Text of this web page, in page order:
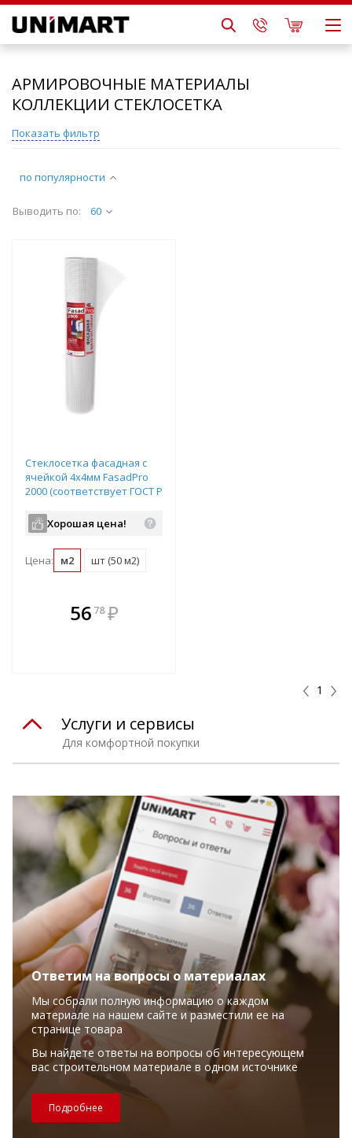
АРМИРОВОЧНЫЕ МАТЕРИАЛЫ
КОЛЛЕКЦИИ СТЕКЛОСЕТКА
по популярности
Выводить по: 60
Стеклосетка фасадная с
ячейкой 4х4мм FasadPro
2000 (соответствует ГОСТ Р
рулона: 50х1м
Хорошая цена!
Цена: м2 шт (50 м2)
56 78 ₽
1
Показать фильтр
Для комфортной покупки
Услуги и сервисы
Ответим на вопросы о материалах
Мы собрали полную информацию о каждом
материале на нашем сайте и разместили ее на
странице товара
Вы найдете ответы на вопросы об интересующем
вас строительном материале в одном источнике
Подробнее